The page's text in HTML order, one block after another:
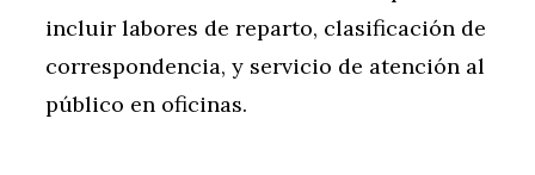
incluir labores de reparto, clasificación de
correspondencia, y servicio de atención al
público en oficinas.